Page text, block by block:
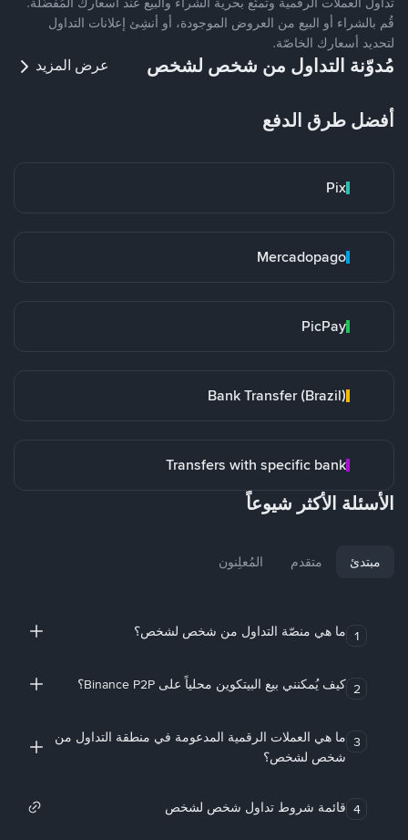
قُم بالشراء أو البيع من العروض الموجودة، أو أنشِئ إعلانات التداول
لتحديد أسعارك الخاصّة.
مُدوّنة التداول من شخص لشخص عرض المزيد
أفضل طرق الدفع
Pix
Mercadopago
PicPay
Bank Transfer (Brazil)
Transfers with specific bank
الأسئلة الأكثر شيوعاً
مبتدئ متقدم المُعلِنون
1 ما هي منصّة التداول من شخص لشخص؟
2 كيف يُمكنني بيع البيتكوين محلياً على Binance P2P؟
3 ما هي العملات الرقمية المدعومة في منطقة التداول من
شخص لشخص؟
4 قائمة شروط تداول شخص لشخص